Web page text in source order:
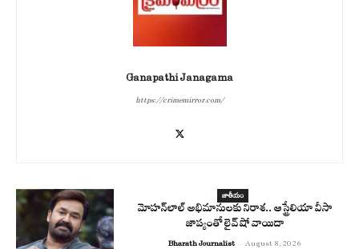
Ganapathi Janagama
https://crimemirror.com/
జాతీయం
మోహన్‌లాల్ అభిమానులకు నిరాశ.. ఆస్ట్రేలియా వీసా
జాప్యంతో లైవ్ షో వాయిదా
Bharath Journalist - August 8, 2026